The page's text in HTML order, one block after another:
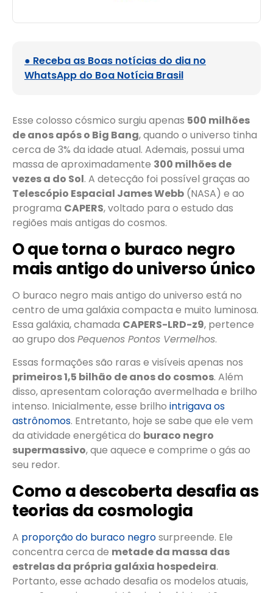
● Receba as Boas notícias do dia no
WhatsApp do Boa Notícia Brasil
Esse colosso cósmico surgiu apenas 500 milhões
de anos após o Big Bang, quando o universo tinha
cerca de 3% da idade atual. Ademais, possui uma
massa de aproximadamente 300 milhões de
vezes a do Sol. A detecção foi possível graças ao
Telescópio Espacial James Webb (NASA) e ao
programa CAPERS, voltado para o estudo das
regiões mais antigas do cosmos.
O que torna o buraco negro
mais antigo do universo único
O buraco negro mais antigo do universo está no
centro de uma galáxia compacta e muito luminosa.
Essa galáxia, chamada CAPERS-LRD-z9, pertence
ao grupo dos Pequenos Pontos Vermelhos.
Essas formações são raras e visíveis apenas nos
primeiros 1,5 bilhão de anos do cosmos. Além
disso, apresentam coloração avermelhada e brilho
intenso. Inicialmente, esse brilho intrigava os
astrônomos. Entretanto, hoje se sabe que ele vem
da atividade energética do buraco negro
supermassivo, que aquece e comprime o gás ao
seu redor.
Como a descoberta desafia as
teorias da cosmologia
A proporção do buraco negrosurpreende. Ele
concentra cerca de metade da massa das
estrelas da própria galáxia hospedeira.
Portanto, esse achado desafia os modelos atuais,